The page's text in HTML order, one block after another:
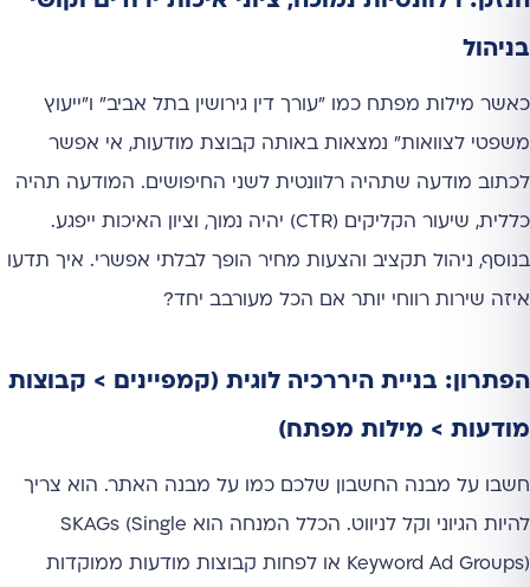
בניהול
כאשר מילות מפתח כמו "עורך דין גירושין בתל אביב" ו"ייעוץ
משפטי לצוואות" נמצאות באותה קבוצת מודעות, אי אפשר
לכתוב מודעה שתהיה רלוונטית לשני החיפושים. המודעה תהיה
כללית, שיעור הקליקים (CTR) יהיה נמוך, וציון האיכות ייפגע.
בנוסף, ניהול תקציב והצעות מחיר הופך לבלתי אפשרי. איך תדעו
איזה שירות רווחי יותר אם הכל מעורבב יחד?
הפתרון: בניית היררכיה לוגית (קמפיינים > קבוצות
מודעות > מילות מפתח)
חשבו על מבנה החשבון שלכם כמו על מבנה האתר. הוא צריך
להיות הגיוני וקל לניווט. הכלל המנחה הוא SKAGs (Single
Keyword Ad Groups) או לפחות קבוצות מודעות ממוקדות